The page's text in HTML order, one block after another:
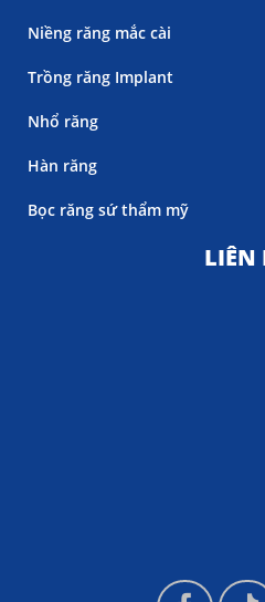
Niềng răng mắc cài
Trồng răng Implant
Nhổ răng
Hàn răng
Bọc răng sứ thẩm mỹ
LIÊN